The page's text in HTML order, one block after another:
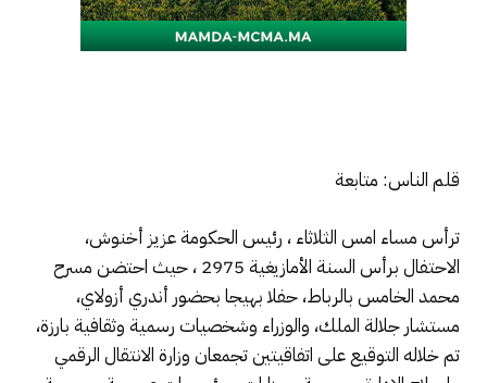
قلم الناس: متابعة
ترأس مساء امس الثلاثاء ، رئيس الحكومة عزيز أخنوش،
الاحتفال برأس السنة الأمازيغية 2975 ، حيث احتضن مسرح
محمد الخامس بالرباط، حفلا بهيجا بحضور أندري أزولاي،
مستشار جلالة الملك، والوزراء وشخصيات رسمية وثقافية بارزة،
تم خلاله التوقيع على اتفاقيتين تجمعان وزارة الانتقال الرقمي